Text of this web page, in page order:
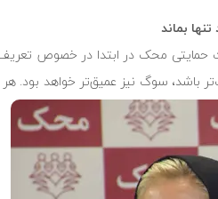
بماند
حمایتی محک در ابتدا در خصوص
باشد، سوگ نیز عمیق‌تر خواهد بود. هر